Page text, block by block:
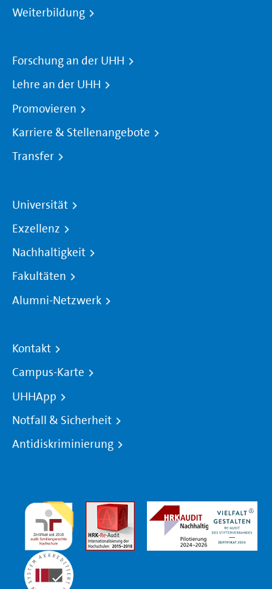
Weiterbildung
Forschung an der UHH
Lehre an der UHH
Promovieren
Karriere & Stellenangebote
Transfer
Universität
Exzellenz
Nachhaltigkeit
Fakultäten
Alumni-Netzwerk
Kontakt
Campus-Karte
UHHApp
Notfall & Sicherheit
Antidiskriminierung